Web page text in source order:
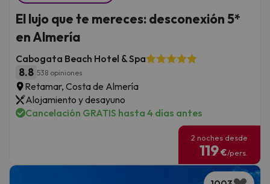
El lujo que te mereces: desconexión 5*
en Almería
Cabogata Beach Hotel & Spa
8.8 538 opiniones
Retamar, Costa de Almería
Alojamiento y desayuno
Cancelación GRATIS hasta 4 días antes
2 noches desde
119€/pers.